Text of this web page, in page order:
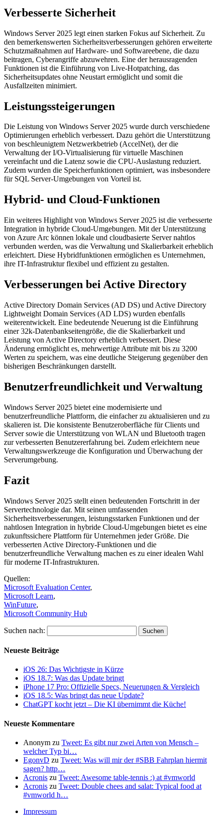
Verbesserte Sicherheit
Windows Server 2025 legt einen starken Fokus auf Sicherheit. Zu
den bemerkenswerten Sicherheitsverbesserungen gehören erweiterte
Schutzmaßnahmen auf Hardware- und Softwareebene, die dazu
beitragen, Cyberangriffe abzuwehren. Eine der herausragenden
Funktionen ist die Einführung von Live-Hotpatching, das
Sicherheitsupdates ohne Neustart ermöglicht und somit die
Ausfallzeiten minimiert.
Leistungssteigerungen
Die Leistung von Windows Server 2025 wurde durch verschiedene
Optimierungen erheblich verbessert. Dazu gehört die Unterstützung
von beschleunigtem Netzwerkbetrieb (AccelNet), der die
Verwaltung der I/O-Virtualisierung für virtuelle Maschinen
vereinfacht und die Latenz sowie die CPU-Auslastung reduziert.
Zudem wurden die Speicherfunktionen optimiert, was insbesondere
für SQL Server-Umgebungen von Vorteil ist.
Hybrid- und Cloud-Funktionen
Ein weiteres Highlight von Windows Server 2025 ist die verbesserte
Integration in hybride Cloud-Umgebungen. Mit der Unterstützung
von Azure Arc können lokale und cloudbasierte Server nahtlos
verbunden werden, was die Verwaltung und Skalierbarkeit erheblich
erleichtert. Diese Hybridfunktionen ermöglichen es Unternehmen,
ihre IT-Infrastruktur flexibel und effizient zu gestalten.
Verbesserungen bei Active Directory
Active Directory Domain Services (AD DS) und Active Directory
Lightweight Domain Services (AD LDS) wurden ebenfalls
weiterentwickelt. Eine bedeutende Neuerung ist die Einführung
einer 32k-Datenbankseitengröße, die die Skalierbarkeit und
Leistung von Active Directory erheblich verbessert. Diese
Änderung ermöglicht es, mehrwertige Attribute mit bis zu 3200
Werten zu speichern, was eine deutliche Steigerung gegenüber den
bisherigen Beschränkungen darstellt.
Benutzerfreundlichkeit und Verwaltung
Windows Server 2025 bietet eine modernisierte und
benutzerfreundliche Plattform, die einfacher zu aktualisieren und zu
skalieren ist. Die konsistente Benutzeroberfläche für Clients und
Server sowie die Unterstützung von WLAN und Bluetooth tragen
zur verbesserten Benutzererfahrung bei. Zudem erleichtern neue
Verwaltungswerkzeuge die Konfiguration und Überwachung der
Serverumgebung.
Fazit
Windows Server 2025 stellt einen bedeutenden Fortschritt in der
Servertechnologie dar. Mit seinen umfassenden
Sicherheitsverbesserungen, leistungsstarken Funktionen und der
nahtlosen Integration in hybride Cloud-Umgebungen bietet es eine
zukunftssichere Plattform für Unternehmen jeder Größe. Die
verbesserten Active Directory-Funktionen und die
benutzerfreundliche Verwaltung machen es zu einer idealen Wahl
für moderne IT-Infrastrukturen.
Quellen:
Microsoft Evaluation Center,
Microsoft Learn,
WinFuture,
Microsoft Community Hub
Suchen nach:
Neueste Beiträge
iOS 26: Das Wichtigste in Kürze
iOS 18.7: Was das Update bringt
iPhone 17 Pro: Offizielle Specs, Neuerungen & Vergleich
iOS 18.5: Was bringt das neue Update?
ChatGPT kocht jetzt – Die KI übernimmt die Küche!
Neueste Kommentare
Anonym zu Tweet: Es gibt nur zwei Arten von Mensch –
welcher Typ bi…
EgonvD zu Tweet: Was will mir der #SBB Fahrplan hiermit
sagen? http…
Acronis zu Tweet: Awesome table-tennis :) at #vmworld
Acronis zu Tweet: Double chees and salat: Typical food at
#vmworld h…
Impressum